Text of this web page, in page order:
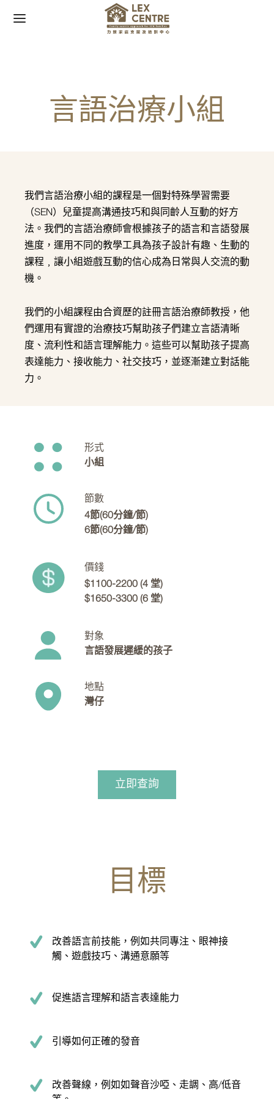
言語治療小組
我們言語治療小組的課程是一個對特殊學習需要
（SEN）兒童提高溝通技巧和與同齡人互動的好方
法。我們的言語治療師會根據孩子的語言和言語發展
進度，運用不同的教學工具為孩子設計有趣、生動的
課程﹐讓小組遊戲互動的信心成為日常與人交流的動
機。
我們的小組課程由合資歷的註冊言語治療師教授，他
們運用有實證的治療技巧幫助孩子們建立言語清晰
度、流利性和語言理解能力。這些可以幫助孩子提高
表達能力、接收能力、社交技巧，並逐漸建立對話能
力。
形式
小組
節數
4節(60分鐘/節)
6節(60分鐘/節)
價錢
$1100-2200 (4 堂)
$1650-3300 (6 堂)
對象
言語發展遲緩的孩子
地點
灣仔
立即查詢
目標
改善語言前技能，例如共同專注、眼神接
觸、遊戲技巧、溝通意願等
促進語言理解和語言表達能力
引導如何正確的發音
改善聲線，例如如聲音沙啞、走調、高/低音